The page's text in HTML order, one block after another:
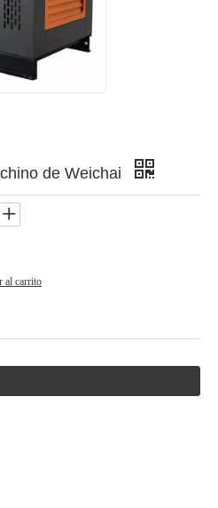
de Weichai
al carrito